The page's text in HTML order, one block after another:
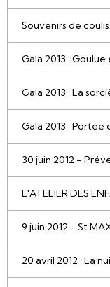
Souvenirs de
Gala 2013 :
Gala 2013 : La
Gala 2013 : Portée
30 juin 2012 -
L'ATELIER DES
9 juin 2012 - St
20 avril 2012 : La